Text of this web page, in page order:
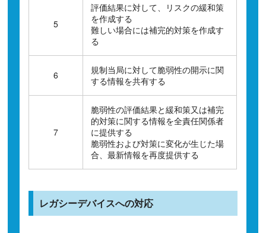
5
評価結果に対して、リスクの緩和策
を作成する
難しい場合には補完的対策を作成す
る
6
規制当局に対して脆弱性の開示に関
する情報を共有する
7
脆弱性の評価結果と緩和策又は補完
的対策に関する情報を全責任関係者
に提供する
脆弱性および対策に変化が生じた場
合、最新情報を再度提供する
レガシーデバイスへの対応